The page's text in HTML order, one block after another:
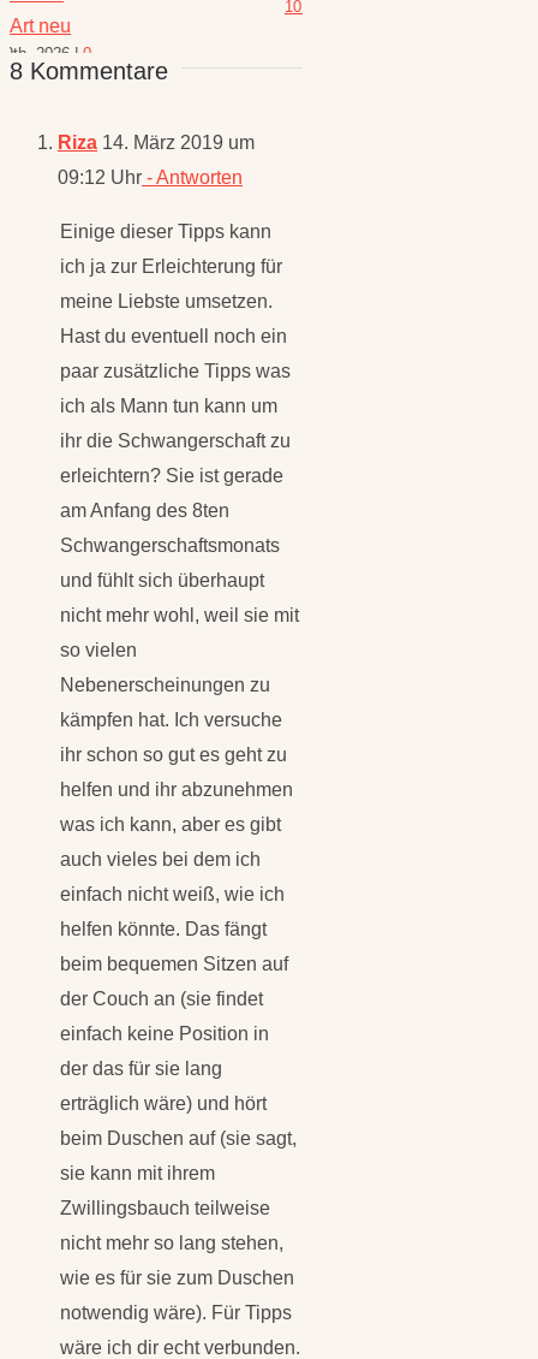
8 Kommentare
09:12 Uhr- Antworten
ich ja zur Erleichterung für
meine Liebste umsetzen.
Hast du eventuell noch ein
paar zusätzliche Tipps was
ich als Mann tun kann um
ihr die Schwangerschaft zu
erleichtern? Sie ist gerade
am Anfang des 8ten
Schwangerschaftsmonats
und fühlt sich überhaupt
nicht mehr wohl, weil sie mit
so vielen
Nebenerscheinungen zu
kämpfen hat. Ich versuche
ihr schon so gut es geht zu
helfen und ihr abzunehmen
was ich kann, aber es gibt
auch vieles bei dem ich
einfach nicht weiß, wie ich
helfen könnte. Das fängt
beim bequemen Sitzen auf
der Couch an (sie findet
einfach keine Position in
der das für sie lang
erträglich wäre) und hört
beim Duschen auf (sie sagt,
sie kann mit ihrem
Zwillingsbauch teilweise
nicht mehr so lang stehen,
wie es für sie zum Duschen
notwendig wäre). Für Tipps
wäre ich dir echt verbunden.